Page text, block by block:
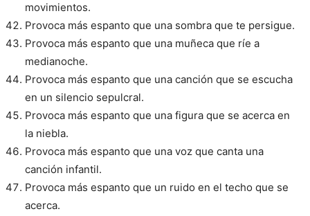
movimientos.
Provoca más espanto que una sombra que te persigue.
Provoca más espanto que una muñeca que ríe a
medianoche.
Provoca más espanto que una canción que se escucha
en un silencio sepulcral.
Provoca más espanto que una figura que se acerca en
la niebla.
Provoca más espanto que una voz que canta una
canción infantil.
Provoca más espanto que un ruido en el techo que se
acerca.